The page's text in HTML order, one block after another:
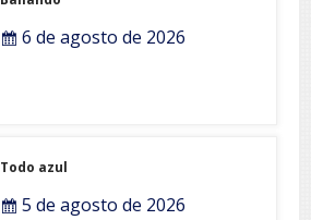
6 de agosto de 2026
Todo azul
5 de agosto de 2026